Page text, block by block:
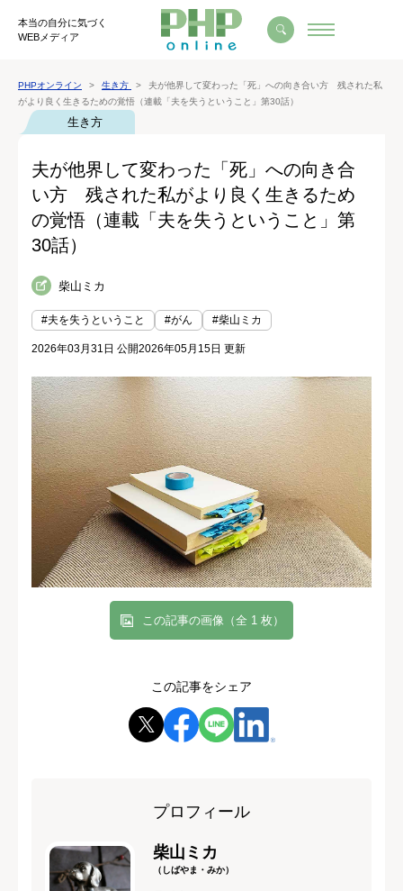
本当の自分に気づく
WEBメディア
PHPオンライン 生き方
夫が他界して変わった「死」への向き合い方 残された私
がより良く生きるための覚悟（連載「夫を失うということ」第30話）
生き方
夫が他界して変わった「死」への向き合
い方 残された私がより良く生きるため
の覚悟（連載「夫を失うということ」第
30話）
柴山ミカ
#夫を失うということ #がん #柴山ミカ
2026年03月31日 公開2026年05月15日 更新
この記事の画像（全 1 枚）
この記事をシェア
プロフィール
柴山ミカ
（しばやま・みか）